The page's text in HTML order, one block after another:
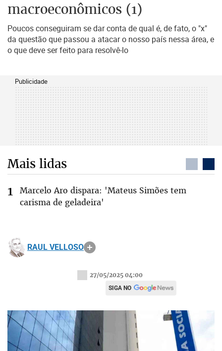
macroeconômicos (1)
Poucos conseguiram se dar conta de qual é, de fato, o "x"
da questão que passou a atacar o nosso país nessa área, e
o que deve ser feito para resolvê-lo
Publicidade
Mais lidas
Marcelo Aro dispara: 'Mateus Simões tem
carisma de geladeira'
RAUL VELLOSO
27/05/2025 04:00
SIGA NO